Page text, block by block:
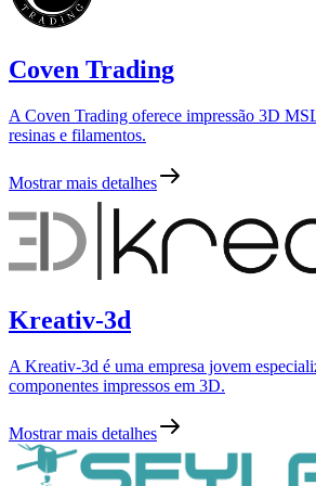
Coven Trading
A Coven Trading oferece impressão 3D
resinas e filamentos.
Mostrar mais detalhes
Kreativ-3d
A Kreativ-3d é uma empresa jovem
componentes impressos em 3D.
Mostrar mais detalhes